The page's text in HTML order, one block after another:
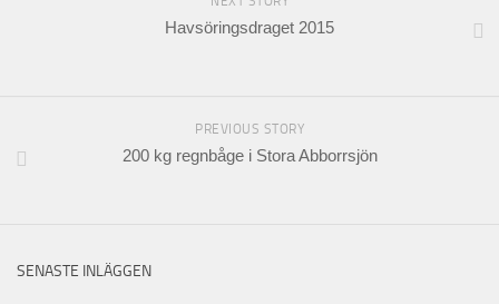
Havsöringsdraget 2015
PREVIOUS STORY
200 kg regnbåge i Stora Abborrsjön
SENASTE INLÄGGEN